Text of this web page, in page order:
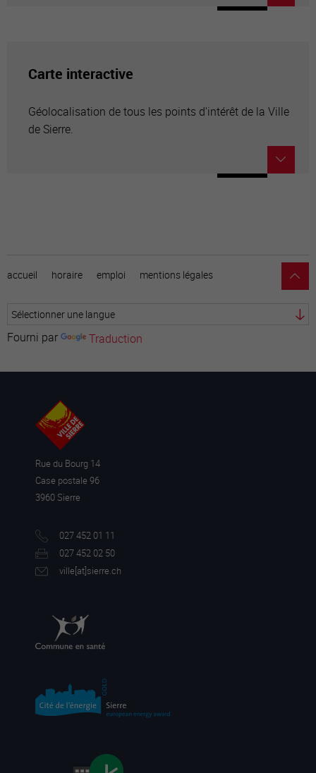
Carte interactive
Géolocalisation de tous les points d'intérêt de la Ville
de Sierre.
accueil horaire emploi mentions légales
Fourni par Traduction
Rue du Bourg 14
Case postale 96
3960 Sierre
027 452 01 11
027 452 02 50
ville[at]sierre.ch